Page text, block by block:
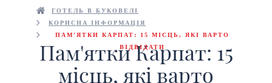
Пам'ятки Карпат: 15
місць, які варто
ГОТЕЛЬ В БУКОВЕЛІ
КОРИСНА ІНФОРМАЦІЯ
ПАМ'ЯТКИ КАРПАТ: 15 МІСЦЬ, ЯКІ ВАРТО
ВІДВІДАТИ